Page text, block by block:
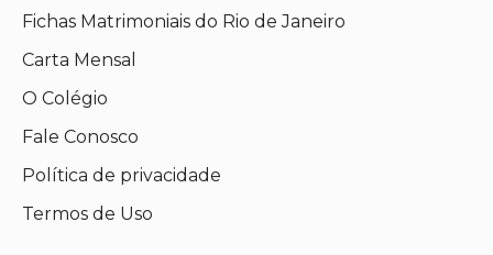
Fichas Matrimoniais do Rio de Janeiro
Carta Mensal
O Colégio
Fale Conosco
Política de privacidade
Termos de Uso